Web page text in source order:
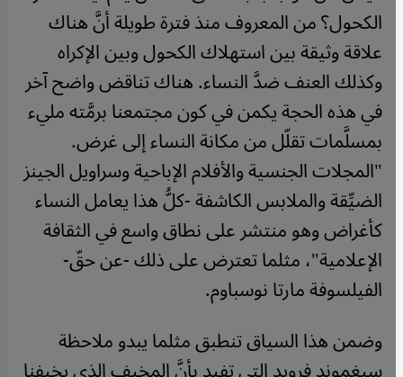
الكحول؟ من المعروف منذ فترة طويلة أنَّ هناك
علاقة وثيقة بين استهلاك الكحول وبين الإكراه
وكذلك العنف ضدَّ النساء. هناك تناقض واضح آخر
في هذه الحجة يكمن في كون مجتمعنا برمَّته مليء
بمسلَّمات تقلّل من مكانة النساء إلى غرض.
"المجلات الجنسية والأفلام الإباحية وسراويل الجينز
الضيِّقة والملابس الكاشفة -كلُّ هذا يعامل النساء
كأغراض وهو منتشر على نطاق واسع في الثقافة
الإعلامية"، مثلما تعترض على ذلك -عن حقّ-
الفيلسوفة مارتا نوسباوم.
وضمن هذا السياق تنطبق مثلما يبدو ملاحظة